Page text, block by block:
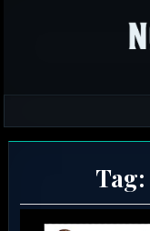
Tag: